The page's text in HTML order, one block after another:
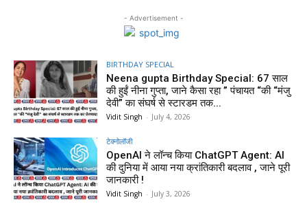
- Advertisement -
BIRTHDAY SPECIAL
Neena gupta Birthday Special: 67 साल
की हुईं नीना गुप्ता, जाने कैसा रहा ” पंचायत “की “मंजु
देवी” का संघर्ष से स्टारडम तक...
Vidit Singh - July 4, 2026
टेक्नोलॉजी
OpenAI ने लॉन्च किया ChatGPT Agent: AI
की दुनिया में आया नया क्रांतिकारी बदलाव , जाने पूरी
जानकारी !
Vidit Singh - July 3, 2026